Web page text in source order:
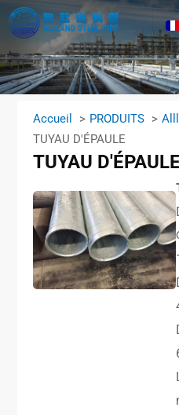
Accueil PRODUITS
TUYAU D'ÉPAULE
TUYAU D'ÉPAULE